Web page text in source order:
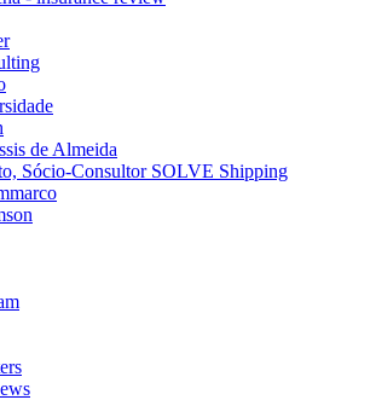
de Almeida
Sócio-Consultor SOLVE Shipping